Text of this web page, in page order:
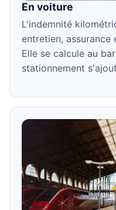
En voiture
L'indemnité
entretien,
Elle se calcule au
stationnement